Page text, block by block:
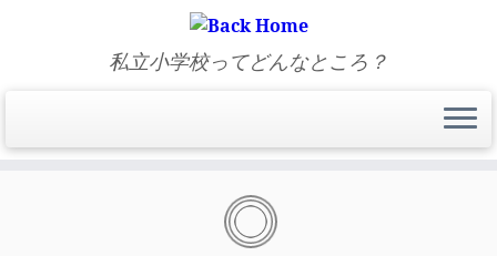
to
私立小学校ってどんなところ？